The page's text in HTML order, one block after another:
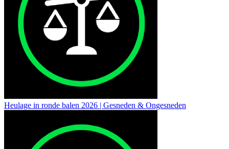
Heulage in ronde balen 2026 | Gesneden & Ongesneden